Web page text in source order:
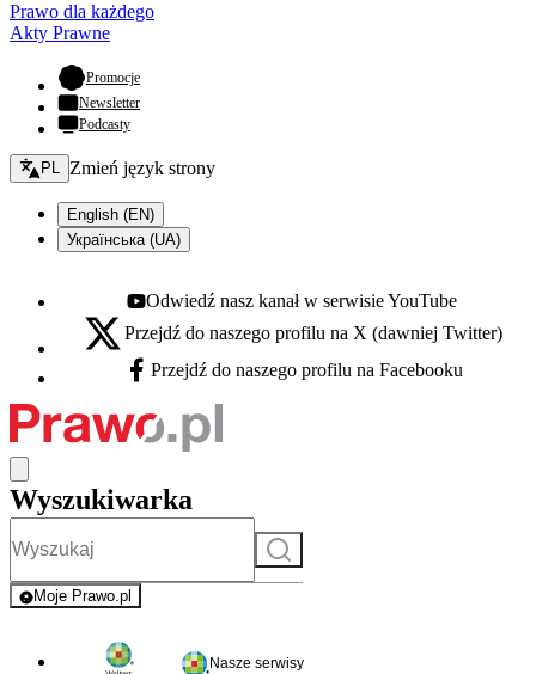
Prawo dla każdego
Akty Prawne
Promocje- otwiera się w nowej karcie
Newsletter
Podcasty
Zmień język - bieżący:
PL Zmień język strony
English (EN)
Українська (UA)
Youtube - otwiera się w nowej karcie
Odwiedź nasz kanał w serwisie YouTube
X - otwiera się w nowej karcie
Przejdź do naszego profilu na X (dawniej Twitter)
Facebook - otwiera się w nowej karcie
Przejdź do naszego profilu na Facebooku
Wyszukiwarka
Szukaj
Moje Prawo.pl
- rejestracja i logowanie do serwisu
Nasze serwisy